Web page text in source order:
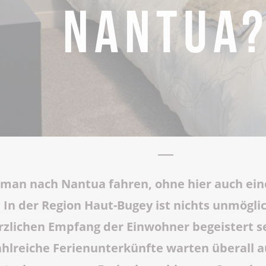
Abteikirche Saint-Michel
Grotten von Cerdon
Das ganze Erbe
nach Nantua fahren, ohne hier auch
der Region Haut-Bugey ist nichts
Empfang der Einwohner begeistert
Ferienunterkünfte warten überall